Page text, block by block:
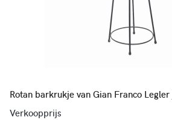
Rotan barkrukje van Gian Franco
Verkoopprijs